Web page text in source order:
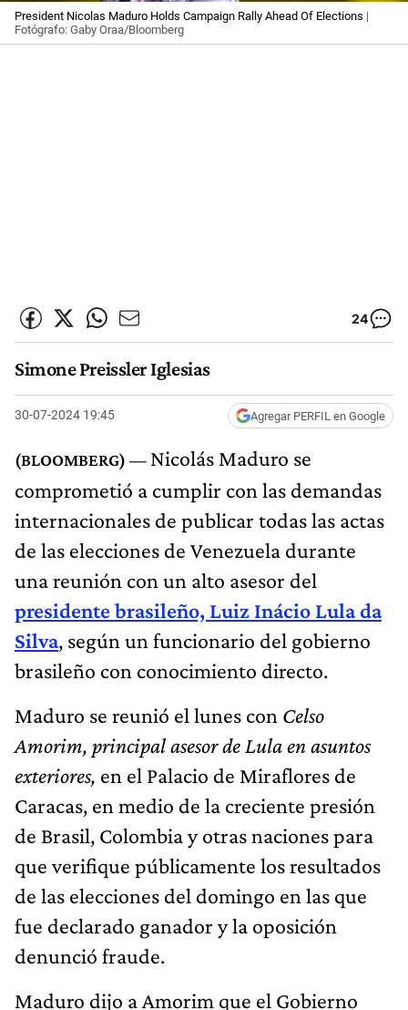
President Nicolas Maduro Holds Campaign Rally Ahead Of Elections |
Fotógrafo: Gaby Oraa/Bloomberg
24
Simone Preissler Iglesias
30-07-2024 19:45 Agregar PERFIL en Google
Nicolás Maduro se
comprometió a cumplir con las demandas
internacionales de publicar todas las actas
de las elecciones de Venezuela durante
una reunión con un alto asesor del
presidente brasileño, Luiz Inácio Lula da
Silva, según un funcionario del gobierno
brasileño con conocimiento directo.
Maduro se reunió el lunes con Celso
Amorim, principal asesor de Lula en asuntos
exteriores, en el Palacio de Miraflores de
Caracas, en medio de la creciente presión
de Brasil, Colombia y otras naciones para
que verifique públicamente los resultados
de las elecciones del domingo en las que
fue declarado ganador y la oposición
denunció fraude.
Maduro dijo a Amorim que el Gobierno